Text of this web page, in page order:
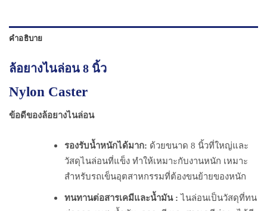
คำอธิบาย
ล้อยางไนล่อน 8 นิ้ว
Nylon Caster
ข้อดีของล้อยางไนล่อน
รองรับน้ำหนักได้มาก: ด้วยขนาด 8 นิ้วที่ใหญ่และ
วัสดุไนล่อนที่แข็ง ทำให้เหมาะกับงานหนัก เหมาะ
สำหรับรถเข็นอุตสาหกรรมที่ต้องขนย้ายของหนัก
ทนทานต่อสารเคมีและน้ำมัน : ไนล่อนเป็นวัสดุที่ทน